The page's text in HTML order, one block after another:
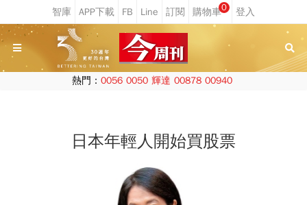
0
熱門： 0056 0050 輝達 00878 00940
日本年輕人開始買股票